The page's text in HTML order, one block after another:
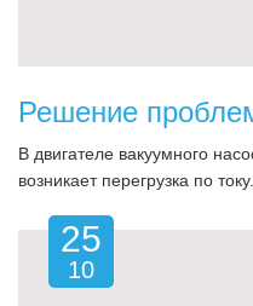
В двигателе вакуумного
возникает перегрузка по
25
10